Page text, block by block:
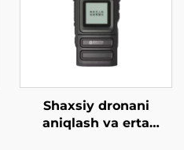
Shaxsiy dronani
aniqlash va erta